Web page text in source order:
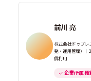
前川 亮
株式会社ドゥプレ
発・運用管理）｜
償利用
企業所属 確